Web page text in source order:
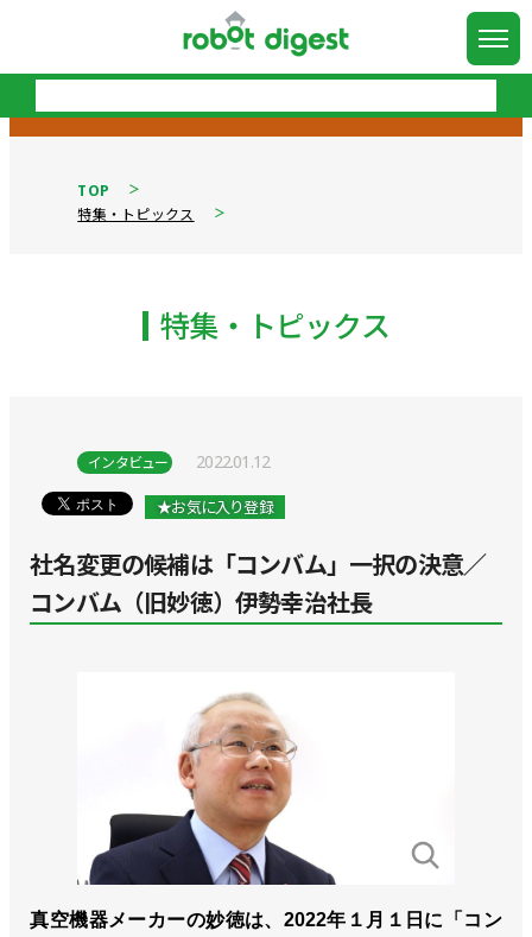
TOP
特集・トピックス
特集・トピックス
インタビュー 2022.01.12
★お気に入り登録
社名変更の候補は「コンバム」一択の決意／
コンバム（旧妙徳）伊勢幸治社長
真空機器メーカーの妙徳は、2022年１月１日に「コン